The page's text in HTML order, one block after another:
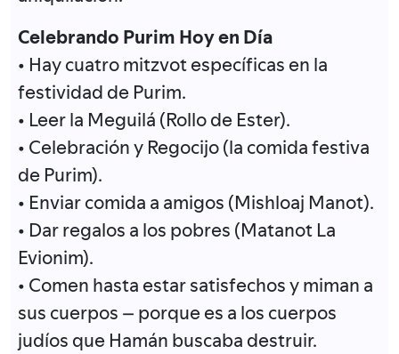
Celebrando Purim Hoy en Día
• Hay cuatro mitzvot específicas en la
festividad de Purim.
• Leer la Meguilá (Rollo de Ester).
• Celebración y Regocijo (la comida festiva
de Purim).
• Enviar comida a amigos (Mishloaj Manot).
• Dar regalos a los pobres (Matanot La
Evionim).
• Comen hasta estar satisfechos y miman a
sus cuerpos – porque es a los cuerpos
judíos que Hamán buscaba destruir.